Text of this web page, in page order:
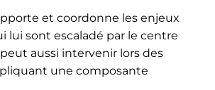
et coordonne les enjeux
lui sont escaladé par le centre
aussi intervenir lors des
une composante